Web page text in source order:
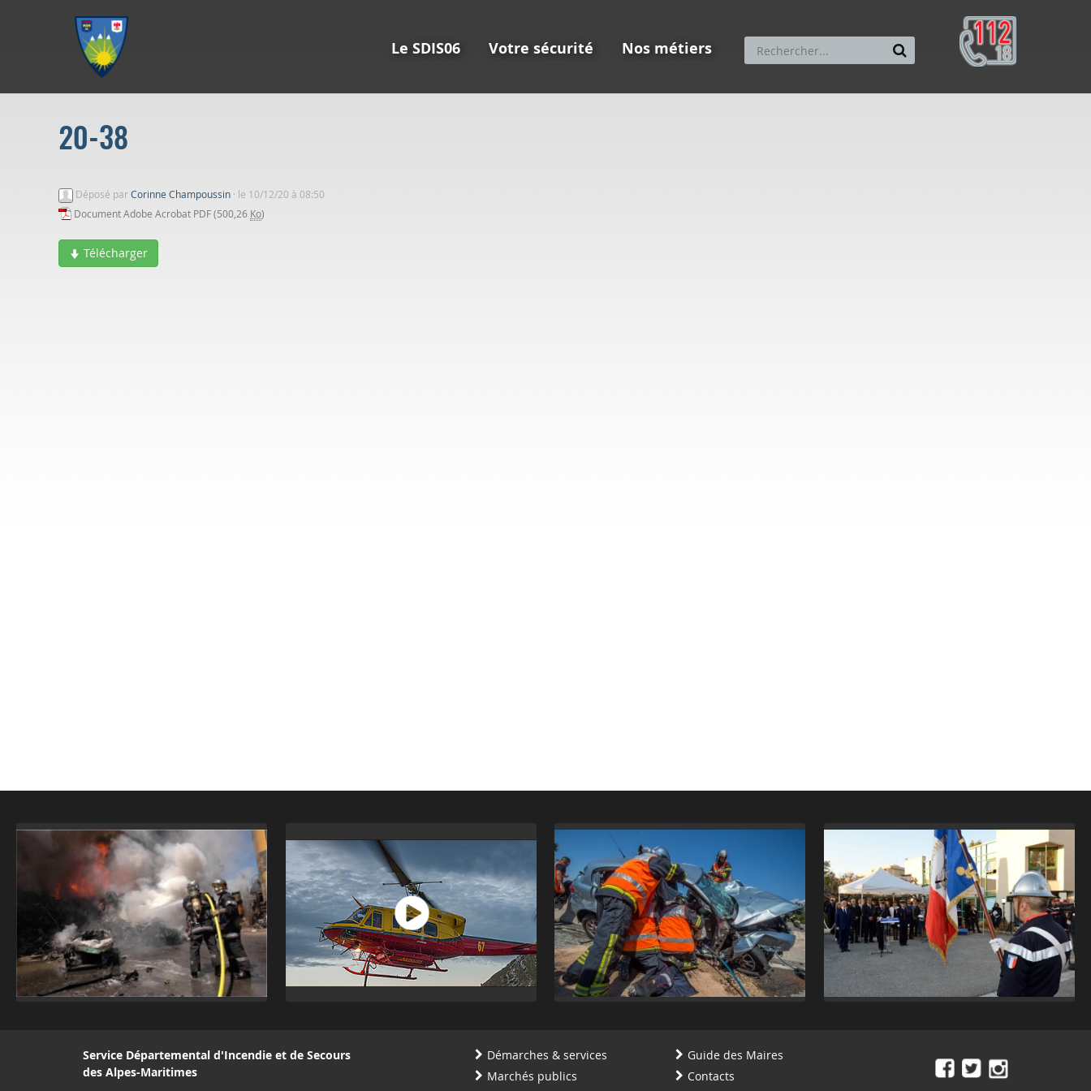
Le SDIS06 Votre sécurité Nos métiers
20-38
Déposé parCorinne Champoussin · le 10/12/20 à 08:50
Document Adobe Acrobat PDF (500,26 Ko)
Télécharger
Service Départemental d'Incendie et de Secours
des Alpes-Maritimes
Démarches & services
Marchés publics
Guide des Maires
Contacts